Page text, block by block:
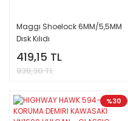
Maggı Shoelock 6MM/5,5MM
Dısk Kılıdı
419,15 TL
838,30 TL
%30